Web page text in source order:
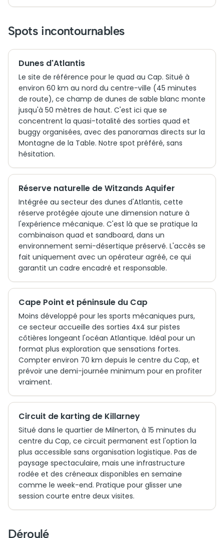
Spots incontournables
Dunes d'Atlantis
Le site de référence pour le quad au Cap. Situé à
environ 60 km au nord du centre-ville (45 minutes
de route), ce champ de dunes de sable blanc monte
jusqu'à 50 mètres de haut. C'est ici que se
concentrent la quasi-totalité des sorties quad et
buggy organisées, avec des panoramas directs sur la
Montagne de la Table. Notre spot préféré, sans
hésitation.
Réserve naturelle de Witzands Aquifer
Intégrée au secteur des dunes d'Atlantis, cette
réserve protégée ajoute une dimension nature à
l'expérience mécanique. C'est là que se pratique la
combinaison quad et sandboard, dans un
environnement semi-désertique préservé. L'accès se
fait uniquement avec un opérateur agréé, ce qui
garantit un cadre encadré et responsable.
Cape Point et péninsule du Cap
Moins développé pour les sports mécaniques purs,
ce secteur accueille des sorties 4x4 sur pistes
côtières longeant l'océan Atlantique. Idéal pour un
format plus exploration que sensations fortes.
Compter environ 70 km depuis le centre du Cap, et
prévoir une demi-journée minimum pour en profiter
vraiment.
Circuit de karting de Killarney
Situé dans le quartier de Milnerton, à 15 minutes du
centre du Cap, ce circuit permanent est l'option la
plus accessible sans organisation logistique. Pas de
paysage spectaculaire, mais une infrastructure
rodée et des créneaux disponibles en semaine
comme le week-end. Pratique pour glisser une
session courte entre deux visites.
Déroulé